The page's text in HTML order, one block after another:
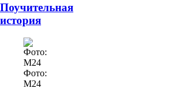
Поучительная
история
Фото:
М24